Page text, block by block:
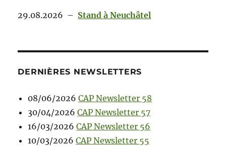
29.08.2026 – Stand à Neuchâtel
DERNIÈRES NEWSLETTERS
08/06/2026 CAP Newsletter 58
30/04/2026 CAP Newsletter 57
16/03/2026 CAP Newsletter 56
10/03/2026 CAP Newsletter 55